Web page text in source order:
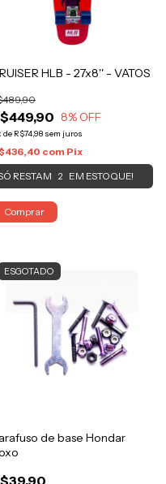
HLB - 27x8'' - VATOS
8% OFF
de R$74,98 sem juros
com Pix
RESTAM 2 EM ESTOQUE!
Comprar
ESGOTADO
de base Hondar